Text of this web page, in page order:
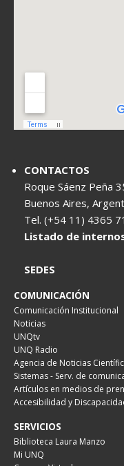
CONTACTOS
Roque Sáenz Peña
Buenos Aires,
Tel. (+54 11)
Listado de
SEDES
COMUNICACIÓN
Comunicación Institucional
Noticias
UNQtv
UNQ Radio
Agencia de Noticias
Sistemas - Serv. de
Artículos en medios de
Accesibilidad y
SERVICIOS
Biblioteca Laura Manzo
Mi UNQ